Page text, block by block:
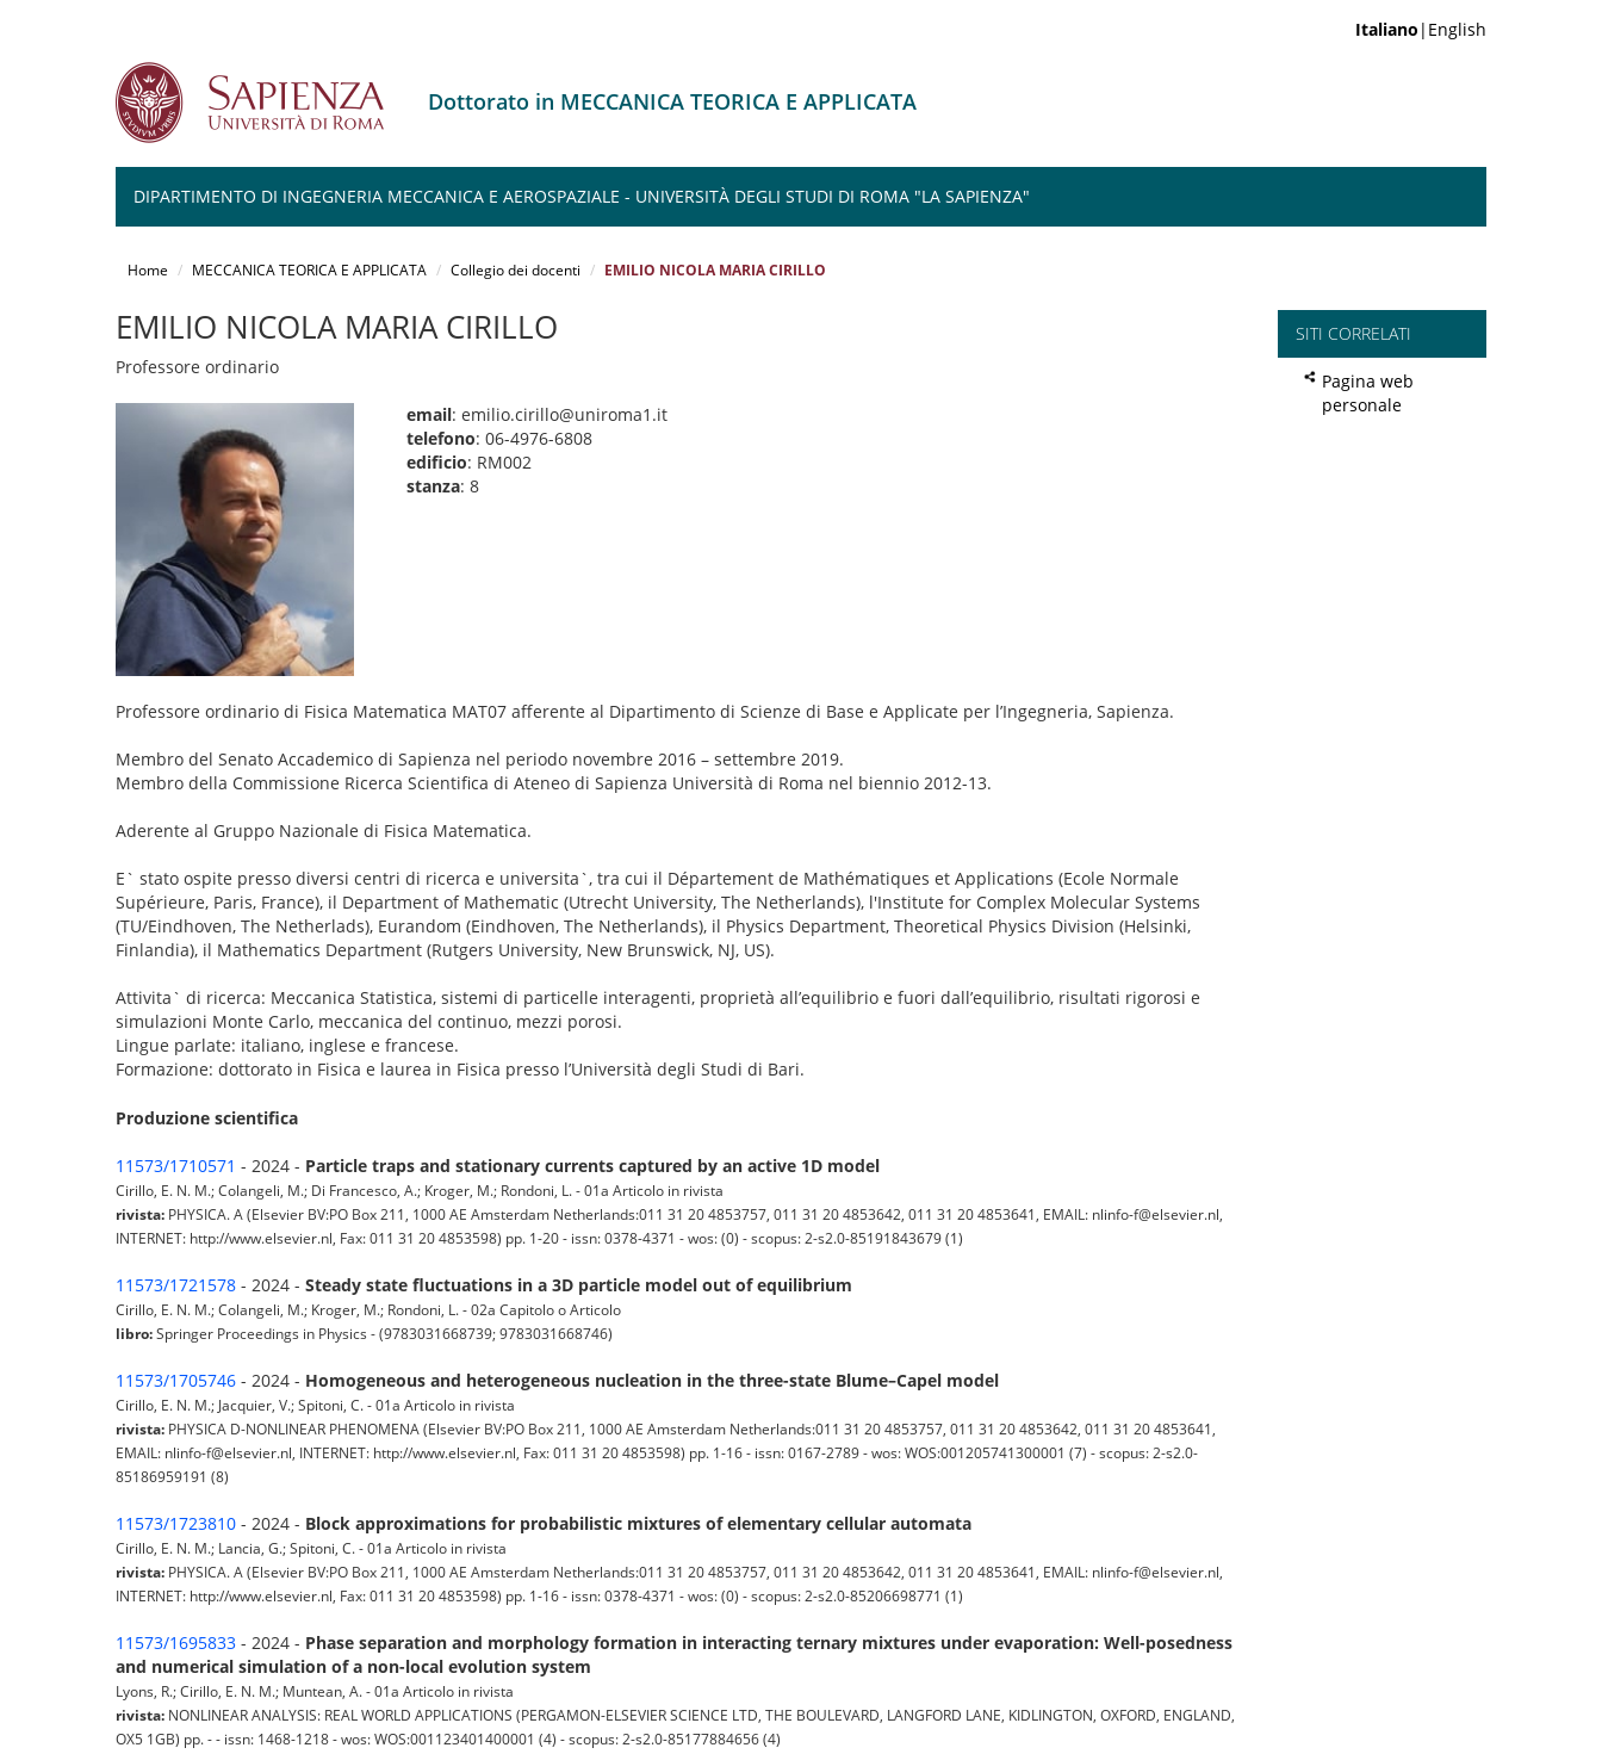
Italiano |English
Dottorato in MECCANICA TEORICA E APPLICATA
DIPARTIMENTO DI INGEGNERIA MECCANICA E AEROSPAZIALE - UNIVERSITÀ DEGLI STUDI DI ROMA "LA SAPIENZA"
Home MECCANICA TEORICA E APPLICATA Collegio dei docenti EMILIO NICOLA MARIA CIRILLO
EMILIO NICOLA MARIA CIRILLO
Professore ordinario
email: emilio.cirillo@uniroma1.it
telefono: 06-4976-6808
edificio: RM002
stanza: 8
Professore ordinario di Fisica Matematica MAT07 afferente al Dipartimento di Scienze di Base e Applicate per l’Ingegneria, Sapienza.
Membro del Senato Accademico di Sapienza nel periodo novembre 2016 – settembre 2019.
Membro della Commissione Ricerca Scientifica di Ateneo di Sapienza Università di Roma nel biennio 2012-13.
Aderente al Gruppo Nazionale di Fisica Matematica.
E` stato ospite presso diversi centri di ricerca e universita`, tra cui il Département de Mathématiques et Applications (Ecole Normale
Supérieure, Paris, France), il Department of Mathematic (Utrecht University, The Netherlands), l'Institute for Complex Molecular Systems
(TU/Eindhoven, The Netherlads), Eurandom (Eindhoven, The Netherlands), il Physics Department, Theoretical Physics Division (Helsinki,
Finlandia), il Mathematics Department (Rutgers University, New Brunswick, NJ, US).
Attivita` di ricerca: Meccanica Statistica, sistemi di particelle interagenti, proprietà all’equilibrio e fuori dall’equilibrio, risultati rigorosi e
simulazioni Monte Carlo, meccanica del continuo, mezzi porosi.
Lingue parlate: italiano, inglese e francese.
Formazione: dottorato in Fisica e laurea in Fisica presso l’Università degli Studi di Bari.
Produzione scientifica
11573/1710571 - 2024 - Particle traps and stationary currents captured by an active 1D model
Cirillo, E. N. M.; Colangeli, M.; Di Francesco, A.; Kroger, M.; Rondoni, L. - 01a Articolo in rivista
rivista: PHYSICA. A (Elsevier BV:PO Box 211, 1000 AE Amsterdam Netherlands:011 31 20 4853757, 011 31 20 4853642, 011 31 20 4853641, EMAIL: nlinfo-f@elsevier.nl,
INTERNET: http://www.elsevier.nl, Fax: 011 31 20 4853598) pp. 1-20 - issn: 0378-4371 - wos: (0) - scopus: 2-s2.0-85191843679 (1)
11573/1721578 - 2024 - Steady state fluctuations in a 3D particle model out of equilibrium
Cirillo, E. N. M.; Colangeli, M.; Kroger, M.; Rondoni, L. - 02a Capitolo o Articolo
libro:Springer Proceedings in Physics - (9783031668739; 9783031668746)
11573/1705746 - 2024 - Homogeneous and heterogeneous nucleation in the three-state Blume–Capel model
Cirillo, E. N. M.; Jacquier, V.; Spitoni, C. - 01a Articolo in rivista
rivista: PHYSICA D-NONLINEAR PHENOMENA (Elsevier BV:PO Box 211, 1000 AE Amsterdam Netherlands:011 31 20 4853757, 011 31 20 4853642, 011 31 20 4853641,
EMAIL: nlinfo-f@elsevier.nl, INTERNET: http://www.elsevier.nl, Fax: 011 31 20 4853598) pp. 1-16 - issn: 0167-2789 - wos: WOS:001205741300001 (7) - scopus: 2-s2.0-
85186959191 (8)
11573/1723810 - 2024 - Block approximations for probabilistic mixtures of elementary cellular automata
Cirillo, E. N. M.; Lancia, G.; Spitoni, C. - 01a Articolo in rivista
rivista: PHYSICA. A (Elsevier BV:PO Box 211, 1000 AE Amsterdam Netherlands:011 31 20 4853757, 011 31 20 4853642, 011 31 20 4853641, EMAIL: nlinfo-f@elsevier.nl,
INTERNET: http://www.elsevier.nl, Fax: 011 31 20 4853598) pp. 1-16 - issn: 0378-4371 - wos: (0) - scopus: 2-s2.0-85206698771 (1)
11573/1695833 - 2024 - Phase separation and morphology formation in interacting ternary mixtures under evaporation: Well-posedness
and numerical simulation of a non-local evolution system
Lyons, R.; Cirillo, E. N. M.; Muntean, A. - 01a Articolo in rivista
rivista: NONLINEAR ANALYSIS: REAL WORLD APPLICATIONS (PERGAMON-ELSEVIER SCIENCE LTD, THE BOULEVARD, LANGFORD LANE, KIDLINGTON, OXFORD, ENGLAND,
OX5 1GB) pp. - - issn: 1468-1218 - wos: WOS:001123401400001 (4) - scopus: 2-s2.0-85177884656 (4)
SITI CORRELATI
Pagina web
personale